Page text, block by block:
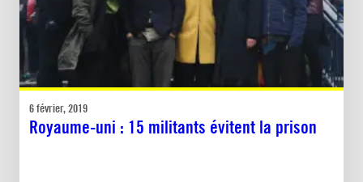
6 février, 2019
Royaume-uni : 15 militants évitent la prison